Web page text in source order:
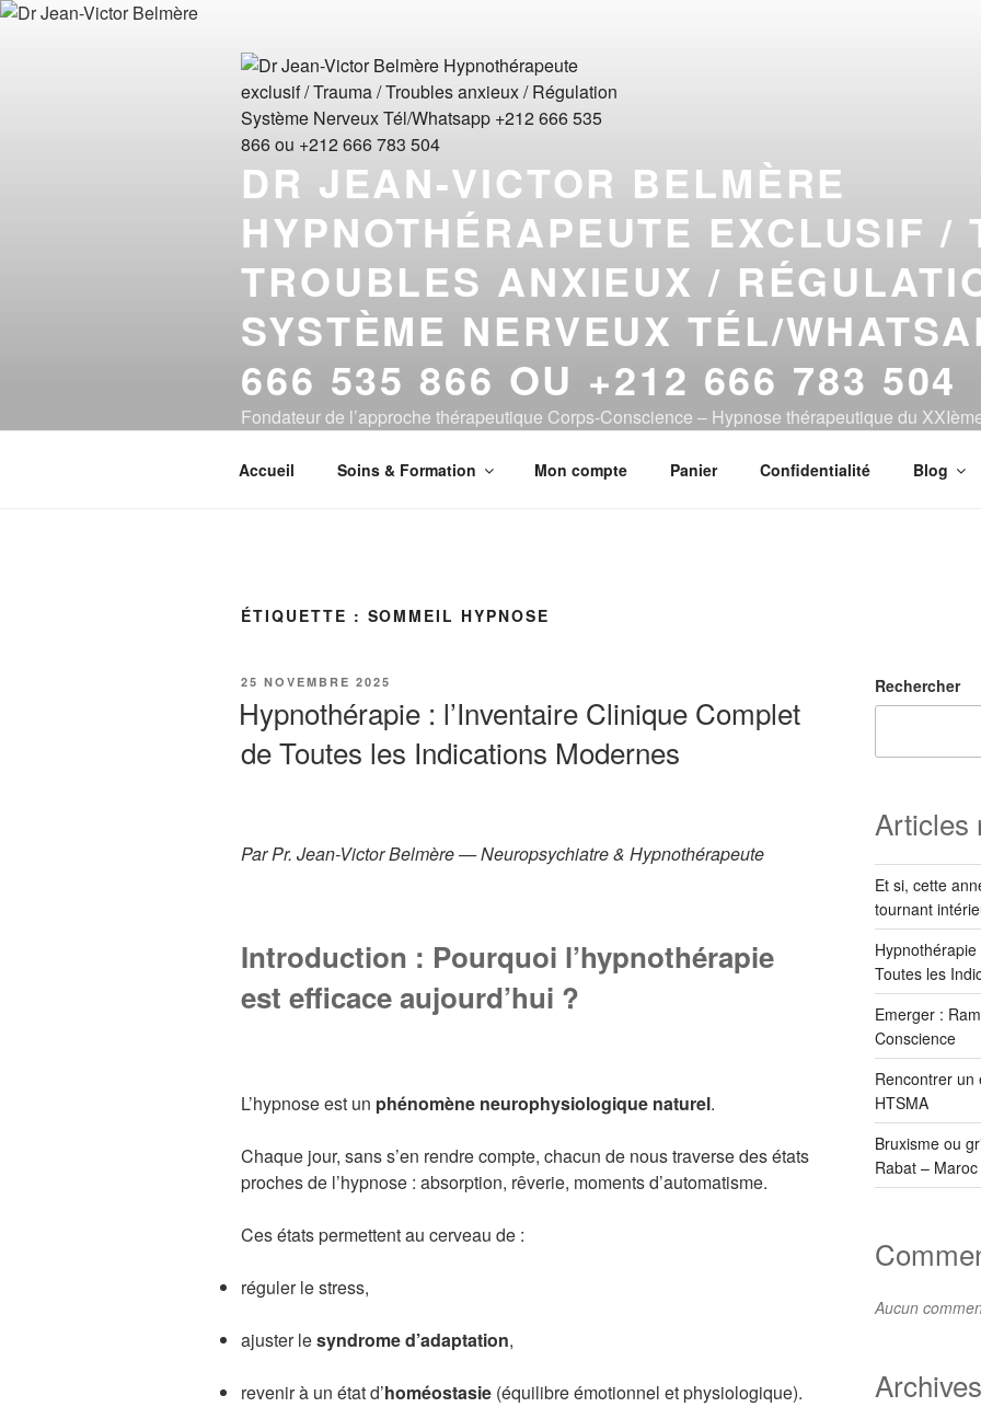
Aller
DR JEAN-VICTOR BELMÈRE
HYPNOTHÉRAPEUTE EXCLUSIF /
TROUBLES ANXIEUX /
SYSTÈME NERVEUX TÉL/
666 535 866 OU +212 666 783 504
Fondateur de l’approche thérapeutique Corps-Conscience – Hypnose thérapeutique du
Accueil Soins & Formation Mon compte Panier Confidentialité Blog
ÉTIQUETTE : SOMMEIL HYPNOSE
PUBLIÉ
25 NOVEMBRE 2025
Hypnothérapie : l’Inventaire Clinique Complet
de Toutes les Indications Modernes
Par Pr. Jean-Victor Belmère — Neuropsychiatre & Hypnothérapeute
Introduction : Pourquoi l’hypnothérapie
est efficace aujourd’hui ?
L’hypnose est un phénomène neurophysiologique naturel.
Chaque jour, sans s’en rendre compte, chacun de nous traverse des états
proches de l’hypnose : absorption, rêverie, moments d’automatisme.
Ces états permettent au cerveau de :
réguler le stress,
ajuster lesyndrome d’adaptation,
revenir à un état d’homéostasie (équilibre émotionnel et physiologique).
Rechercher
Articles
Et si, cette
tournant
Toutes les
Emerger :
Conscience
Rencontrer un
HTSMA
Bruxisme ou
Rabat – Maroc
Aucun
Archives